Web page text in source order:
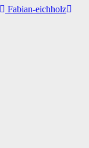
Fabian-eichholz